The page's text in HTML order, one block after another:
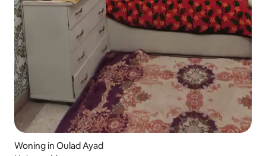
Woning in Oulad Ayad